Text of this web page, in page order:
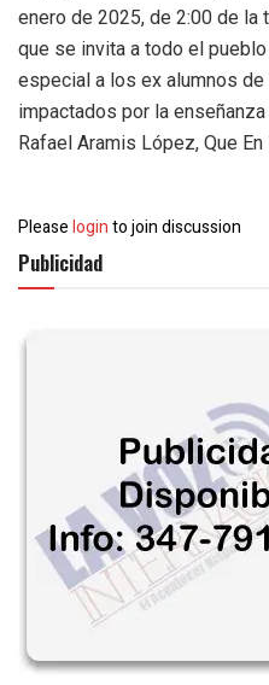
enero de 2025, de 2:00 de la
que se invita a todo el
especial a los ex alumnos de
impactados por la
Rafael Aramis López, Que
Pleaseloginto join discussion
Publicidad